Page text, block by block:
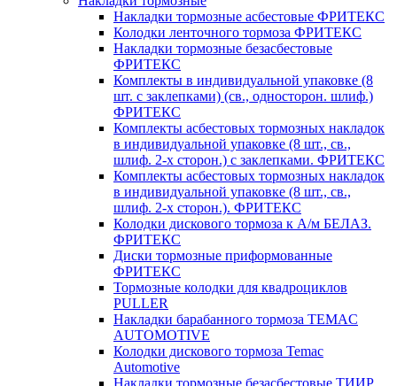
Накладки тормозные асбестовые ФРИТЕКС
Колодки ленточного тормоза ФРИТЕКС
Накладки тормозные безасбестовые
ФРИТЕКС
Комплекты в индивидуальной упаковке (8
шт. с заклепками) (св., односторон. шлиф.)
ФРИТЕКС
Комплекты асбестовых тормозных накладок
в индивидуальной упаковке (8 шт., св.,
шлиф. 2-х сторон.) c заклепками. ФРИТЕКС
Комплекты асбестовых тормозных накладок
в индивидуальной упаковке (8 шт., св.,
шлиф. 2-х сторон.). ФРИТЕКС
Колодки дискового тормоза к А/м БЕЛАЗ.
ФРИТЕКС
Диски тормозные приформованные
ФРИТЕКС
Тормозные колодки для квадроциклов
PULLER
Накладки барабанного тормоза TEMAC
AUTOMOTIVE
Колодки дискового тормоза Temac
Automotive
Накладки тормозные безасбестовые ТИИР